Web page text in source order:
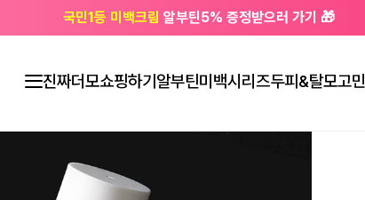
국민1등 미백크림 알부틴5% 증정받으러 가기 🎁
진짜더모쇼핑하기 알부틴미백시리즈두피&탈모고민